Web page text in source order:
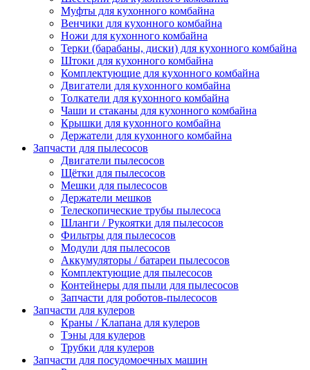
Муфты для кухонного комбайна
Венчики для кухонного комбайна
Ножи для кухонного комбайна
Терки (барабаны, диски) для кухонного комбайна
Штоки для кухонного комбайна
Комплектующие для кухонного комбайна
Двигатели для кухонного комбайна
Толкатели для кухонного комбайна
Чаши и стаканы для кухонного комбайна
Крышки для кухонного комбайна
Держатели для кухонного комбайна
Запчасти для пылесосов
Двигатели пылесосов
Щётки для пылесосов
Мешки для пылесосов
Держатели мешков
Телескопические трубы пылесоса
Шланги / Рукоятки для пылесосов
Фильтры для пылесосов
Модули для пылесосов
Аккумуляторы / батареи пылесосов
Комплектующие для пылесосов
Контейнеры для пыли для пылесосов
Запчасти для роботов-пылесосов
Запчасти для кулеров
Краны / Клапана для кулеров
Тэны для кулеров
Трубки для кулеров
Запчасти для посудомоечных машин